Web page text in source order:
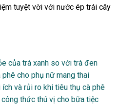
tuyệt vời với nước ép trái cây
của trà xanh so với trà đen
cho phụ nữ mang thai
và rủi ro khi tiêu thụ cà phê
thức thú vị cho bữa tiệc